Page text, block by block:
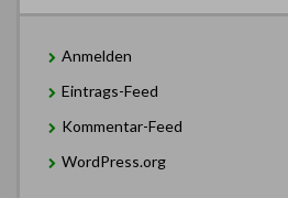
Anmelden
Eintrags-Feed
Kommentar-Feed
WordPress.org